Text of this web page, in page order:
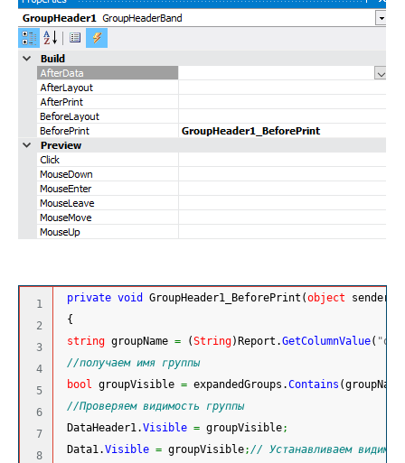
1
2
3
4
5
6
7
8
private void GroupHeader1_BeforePrint (object sender,
{
string groupName = (String)Report.GetColumnValue(
//получаем имя группы
bool
groupVisible = expandedGroups.Contains (groupName
//Проверяем видимость группы
DataHeader1.Visible = groupVisible;
Data1.Visible = groupVisible; // Устанавливаем